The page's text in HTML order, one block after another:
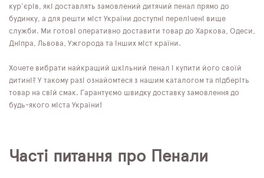
кур'єрів, які доставлять замовлений дитячий пенал прямо до
будинку, а для решти міст України доступні перелічені вище
служби. Ми готові оперативно доставити товар до Харкова, Одеси,
Дніпра, Львова, Ужгорода та інших міст країни.
Хочете вибрати найкращий шкільний пенал і купити його своїй
дитині? У такому разі ознайомтеся з нашим каталогом та підберіть
товар на свій смак. Гарантуємо швидку доставку замовлення до
будь-якого міста України!
Часті питання про Пенали